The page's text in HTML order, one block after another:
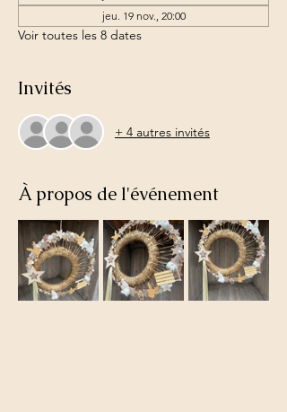
jeu. 19 nov., 20:00
Voir toutes les 8 dates
Invités
+ 4 autres invités
À propos de l'événement